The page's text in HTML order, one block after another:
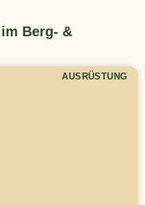
Berg- &
AUSRÜSTUNG